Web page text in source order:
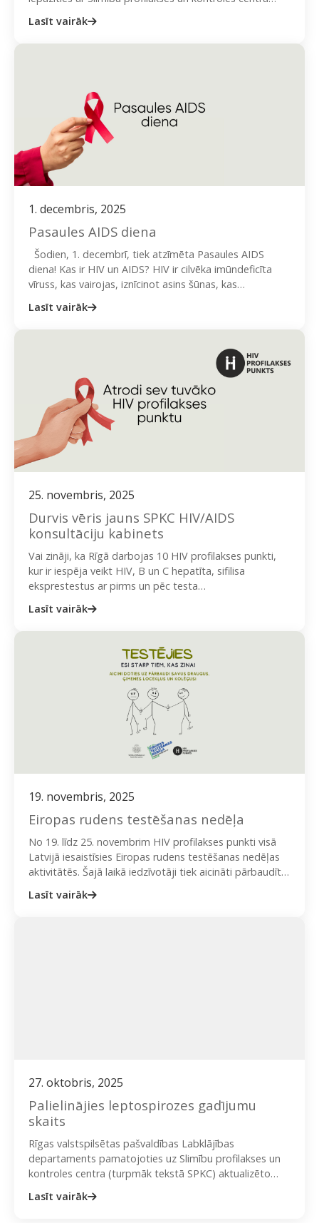
Lasīt vairāk
1. decembris, 2025
Pasaules AIDS diena
Šodien, 1. decembrī, tiek atzīmēta Pasaules AIDS
diena! Kas ir HIV un AIDS? HIV ir cilvēka imūndeficīta
vīruss, kas vairojas, iznīcinot asins šūnas, kas…
Lasīt vairāk
25. novembris, 2025
Durvis vēris jauns SPKC HIV/AIDS
konsultāciju kabinets
Vai zināji, ka Rīgā darbojas 10 HIV profilakses punkti,
kur ir iespēja veikt HIV, B un C hepatīta, sifilisa
eksprestestus ar pirms un pēc testa…
Lasīt vairāk
19. novembris, 2025
Eiropas rudens testēšanas nedēļa
No 19. līdz 25. novembrim HIV profilakses punkti visā
Latvijā iesaistīsies Eiropas rudens testēšanas nedēļas
aktivitātēs. Šajā laikā iedzīvotāji tiek aicināti pārbaudīt
Lasīt vairāk
27. oktobris, 2025
Palielinājies leptospirozes gadījumu
skaits
Rīgas valstspilsētas pašvaldības Labklājības
departaments pamatojoties uz Slimību profilakses un
kontroles centra (turpmāk tekstā SPKC) aktualizēto
Latvijā…
Lasīt vairāk